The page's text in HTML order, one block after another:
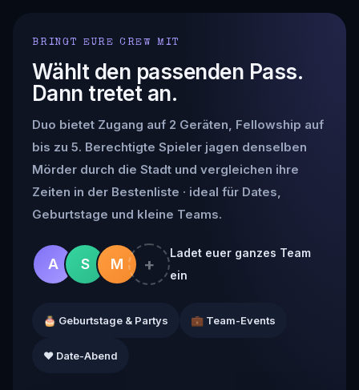
BRINGT EURE CREW MIT
Wählt den passenden Pass.
Dann tretet an.
Duo bietet Zugang auf 2 Geräten, Fellowship auf
bis zu 5. Berechtigte Spieler jagen denselben
Mörder durch die Stadt und vergleichen ihre
Zeiten in der Bestenliste · ideal für Dates,
Geburtstage und kleine Teams.
A S M +
Ladet euer ganzes Team
ein
🎂 Geburtstage & Partys 💼 Team-Events
❤️ Date-Abend